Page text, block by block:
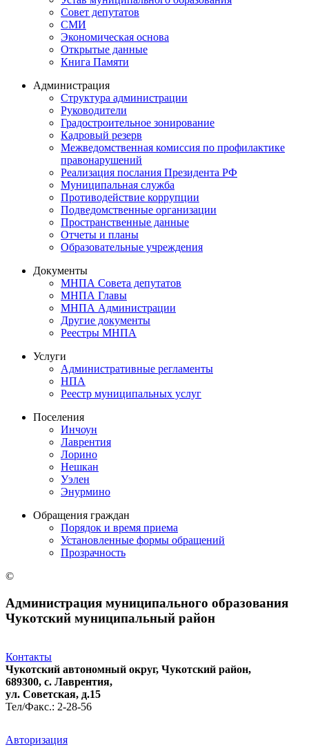
Совет депутатов
СМИ
Экономическая основа
Открытые данные
Книга Памяти
Администрация
Структура администрации
Руководители
Градостроительное зонирование
Кадровый резерв
Межведомственная комиссия по профилактике
правонарушений
Реализация послания Президента РФ
Муниципальная служба
Противодействие коррупции
Подведомственные организации
Пространственные данные
Отчеты и планы
Образовательные учреждения
Документы
МНПА Совета депутатов
МНПА Главы
МНПА Администрации
Другие документы
Реестры МНПА
Услуги
Административные регламенты
НПА
Реестр муниципальных услуг
Поселения
Инчоун
Лаврентия
Лорино
Нешкан
Уэлен
Энурмино
Обращения граждан
Порядок и время приема
Установленные формы обращений
Прозрачность
©
Администрация муниципального образования
Чукотский муниципальный район
Контакты
Чукотский автономный округ, Чукотский район,
689300, с. Лаврентия,
ул. Советская, д.15
Тел/Факс.: 2-28-56
Авторизация